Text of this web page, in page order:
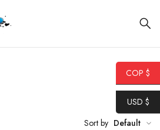
Sort by Default
COP $
USD $